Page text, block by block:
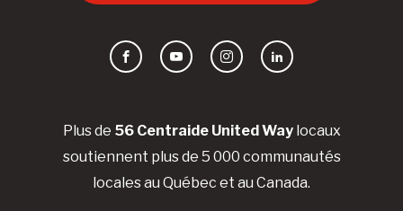
Plus de 56 Centraide United Waylocaux
soutiennent plus de 5 000 communautés
locales au Québec et au Canada.
FacebookYouTubeInstagramLinkedIn